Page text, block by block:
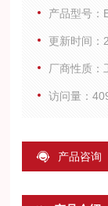
小时连续在线
更换全过程提供
产品型号：
更新时间：
厂商性质：
访问量：
产品咨询